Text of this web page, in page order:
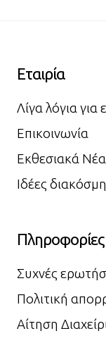
Εταιρία
Λίγα λόγια για
Επικοινωνία
Εκθεσιακά Νέα
Ιδέες
Πληροφορίες
Συχνές
Πολιτική
Αίτηση